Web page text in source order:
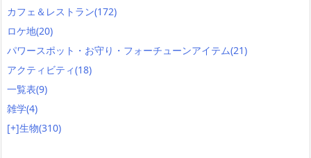
カフェ＆レストラン(172)
ロケ地(20)
パワースポット・お守り・フォーチューンアイテム(21)
アクティビティ(18)
一覧表(9)
雑学(4)
[+]生物(310)